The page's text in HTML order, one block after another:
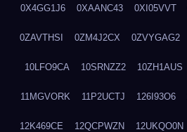
0X4GG1J6 0XAANC43 0XI05VVT
0ZAVTHSI 0ZM4J2CX 0ZVYGAG2
10LFO9CA 10SRNZZ2 10ZH1AUS
11MGVORK 11P2UCTJ 126I93O6
12K469CE 12QCPWZN 12UKQO0N